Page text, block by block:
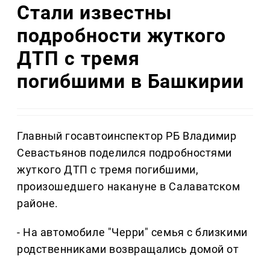
Стали известны
подробности жуткого
ДТП с тремя
погибшими в Башкирии
Главный госавтоинспектор РБ Владимир
Севастьянов поделился подробностями
жуткого ДТП с тремя погибшими,
произошедшего накануне в Салаватском
районе.
- На автомобиле "Черри" семья с близкими
родственниками возвращались домой от